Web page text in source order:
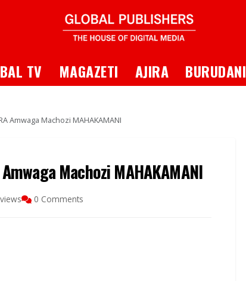
TV MAGAZETI AJIRA BURUDANI
Amwaga Machozi MAHAKAMANI
Machozi MAHAKAMANI
0 Comments